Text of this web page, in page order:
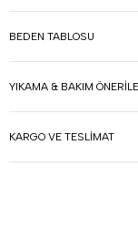
BEDEN TABLOSU
YIKAMA & BAKIM
KARGO VE TESLIMAT